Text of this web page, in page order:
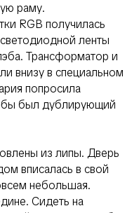
раму.
RGB получилась
ленты
Трансформатор и
внизу в специальном
попросила
был дублирующий
из липы. Дверь
вписалась в свой
небольшая.
Сидеть на